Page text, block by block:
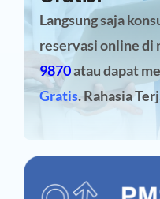
Langsung saja
reservasi onlinedi
9870atau dapat
Gratis. Rahasia